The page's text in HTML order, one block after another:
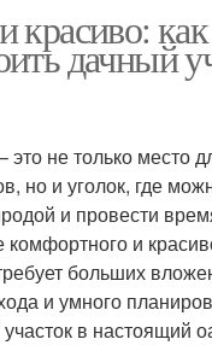
красиво: как
дачный
это не только место
но и уголок, где
и провести
и
больших
и умного
в настоящий